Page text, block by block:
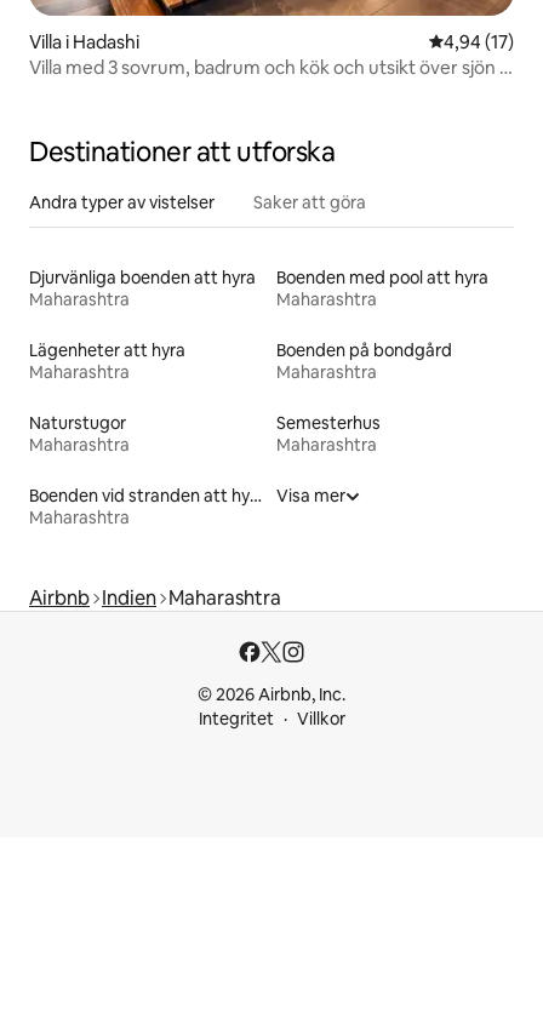
Villa i Hadashi 4,94 av 5 i
4,94 (17)
Villa med 3 sovrum, badrum och kök och utsikt över sjön i
Destinationer att utforska
Andra typer av vistelser Saker att göra
Djurvänliga boenden att hyra
Maharashtra
Boenden med pool att hyra
Maharashtra
Lägenheter att hyra
Maharashtra
Boenden på bondgård
Maharashtra
Naturstugor
Maharashtra
Semesterhus
Maharashtra
Boenden vid stranden att hyra
Maharashtra
Visa mer
Airbnb Indien Maharashtra
© 2026 Airbnb, Inc.
Integritet
Villkor